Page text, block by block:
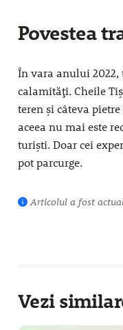
Povestea
În vara anului 2022,
calamități. Cheile
teren și câteva
aceea nu mai este
turiști. Doar cei
pot parcurge.
Articolul a fost
Vezi